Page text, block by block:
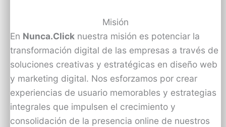
Misión
En Nunca.Click nuestra misión es potenciar la
transformación digital de las empresas a través de
soluciones creativas y estratégicas en diseño web
y marketing digital. Nos esforzamos por crear
experiencias de usuario memorables y estrategias
integrales que impulsen el crecimiento y
consolidación de la presencia online de nuestros